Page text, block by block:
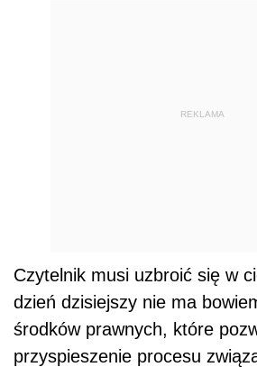
REKLAMA
Czytelnik musi uzbroić się w
dzień dzisiejszy nie ma
środków prawnych, które
przyspieszenie procesu